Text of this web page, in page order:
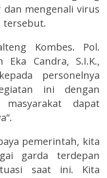
mengenali virus
tersebut.
Kombes. Pol.
Eka Candra, S.I.K.,
personelnya
ini dengan
masyarakat dapat
pemerintah, kita
garda terdepan
saat ini. Kita